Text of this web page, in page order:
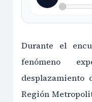
Durante el
fenómeno
Región